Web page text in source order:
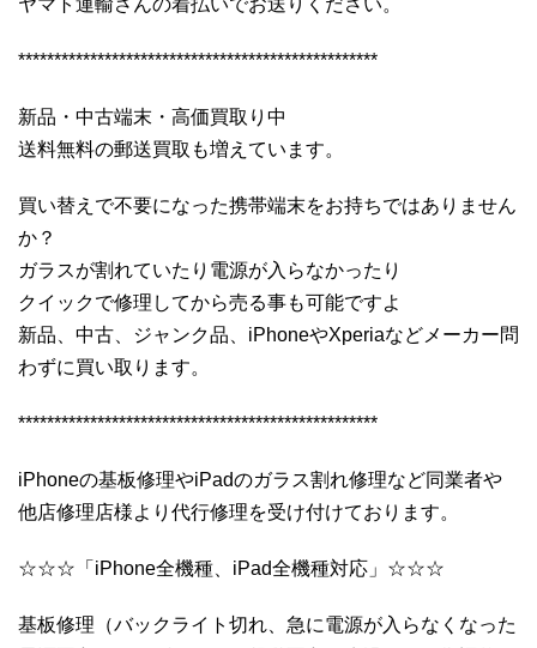
**************************************************
新品・中古端末・高価買取り中
送料無料の郵送買取も増えています。
買い替えで不要になった携帯端末をお持ちではありません
か？
ガラスが割れていたり電源が入らなかったり
クイックで修理してから売る事も可能ですよ
新品、中古、ジャンク品、iPhoneやXperiaなどメーカー問
わずに買い取ります。
**************************************************
iPhoneの基板修理やiPadのガラス割れ修理など同業者や
他店修理店様より代行修理を受け付けております。
☆☆☆「iPhone全機種、iPad全機種対応」☆☆☆
基板修理（バックライト切れ、急に電源が入らなくなった